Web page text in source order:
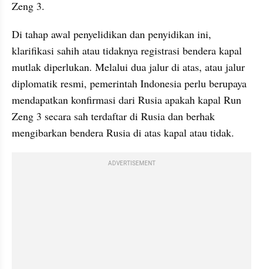
Zeng 3.
Di tahap awal penyelidikan dan penyidikan ini,
klarifikasi sahih atau tidaknya registrasi bendera kapal
mutlak diperlukan. Melalui dua jalur di atas, atau jalur
diplomatik resmi, pemerintah Indonesia perlu berupaya
mendapatkan konfirmasi dari Rusia apakah kapal Run
Zeng 3 secara sah terdaftar di Rusia dan berhak
mengibarkan bendera Rusia di atas kapal atau tidak.
ADVERTISEMENT